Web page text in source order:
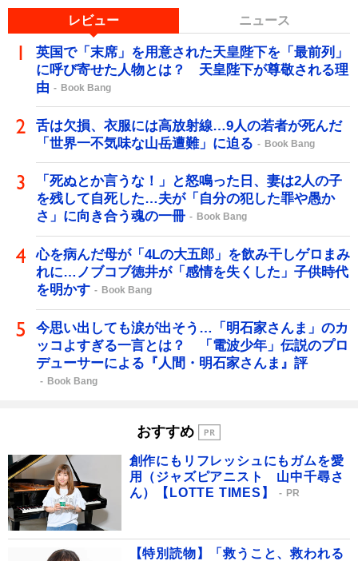
レビュー ニュース
英国で「末席」を用意された天皇陛下を「最前列」
に呼び寄せた人物とは？ 天皇陛下が尊敬される理
由
Book Bang
舌は欠損、衣服には高放射線…9人の若者が死んだ
「世界一不気味な山岳遭難」に迫る
Book Bang
「死ぬとか言うな！」と怒鳴った日、妻は2人の子
を残して自死した…夫が「自分の犯した罪や愚か
さ」に向き合う魂の一冊
Book Bang
心を病んだ母が「4Lの大五郎」を飲み干しゲロまみ
れに…ノブコブ徳井が「感情を失くした」子供時代
を明かす
Book Bang
今思い出しても涙が出そう…「明石家さんま」のカ
ッコよすぎる一言とは？ 「電波少年」伝説のプロ
デューサーによる『人間・明石家さんま』評
Book Bang
おすすめ
創作にもリフレッシュにもガムを愛
用（ジャズピアニスト 山中千尋さ
ん）【LOTTE TIMES】
PR
【特別読物】「救うこと、救われる